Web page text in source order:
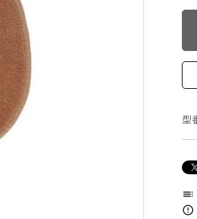
型
toc
error_outline